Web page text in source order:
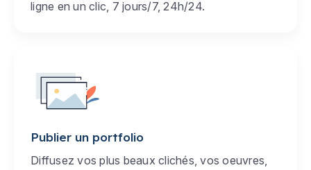
ligne en un clic, 7 jours/7, 24h/24.
Publier un portfolio
Diffusez vos plus beaux clichés, vos oeuvres,